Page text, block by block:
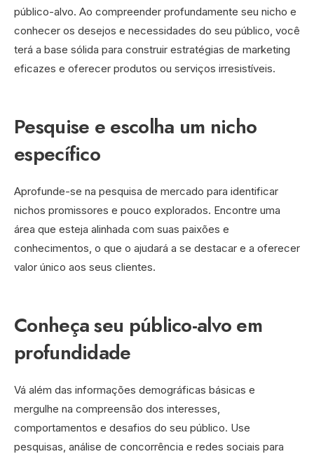
público-alvo. Ao compreender profundamente seu nicho e
conhecer os desejos e necessidades do seu público, você
terá a base sólida para construir estratégias de marketing
eficazes e oferecer produtos ou serviços irresistíveis.
Pesquise e escolha um nicho
específico
Aprofunde-se na pesquisa de mercado para identificar
nichos promissores e pouco explorados. Encontre uma
área que esteja alinhada com suas paixões e
conhecimentos, o que o ajudará a se destacar e a oferecer
valor único aos seus clientes.
Conheça seu público-alvo em
profundidade
Vá além das informações demográficas básicas e
mergulhe na compreensão dos interesses,
comportamentos e desafios do seu público. Use
pesquisas, análise de concorrência e redes sociais para